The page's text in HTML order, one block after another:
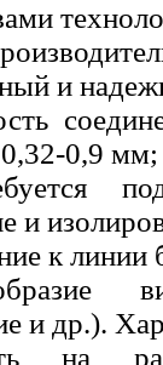
и
0,9 мм;
и
к линии
и др.).
на